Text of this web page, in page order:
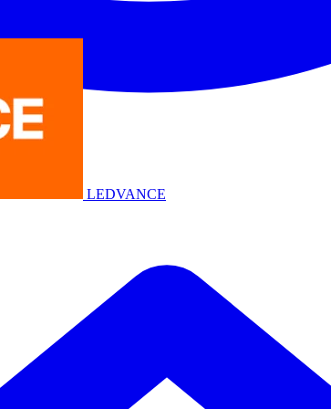
LEDVANCE